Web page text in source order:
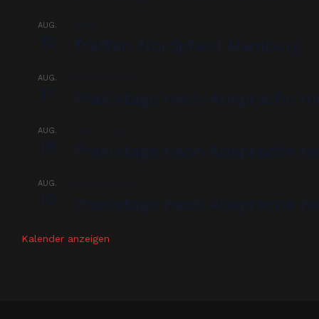
AUG.
AUG.
AUG.
AUG.
Kalender anzeigen